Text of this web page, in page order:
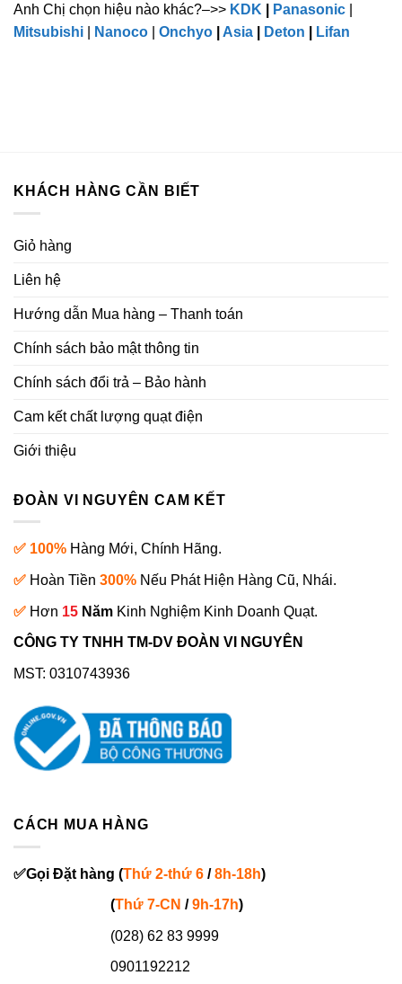
Anh Chị chọn hiệu nào khác?–>> KDK Panasonic
Mitsubishi
Nanoco Onchyo Asia Deton Lifan
KHÁCH HÀNG CẦN BIẾT
Giỏ hàng
Liên hệ
Hướng dẫn Mua hàng – Thanh toán
Chính sách bảo mật thông tin
Chính sách đổi trả – Bảo hành
Cam kết chất lượng quạt điện
Giới thiệu
ĐOÀN VI NGUYÊN CAM KẾT
✅ 100% Hàng Mới, Chính Hãng.
✅ Hoàn Tiền 300% Nếu Phát Hiện Hàng Cũ, Nhái.
✅ Hơn 15 Năm Kinh Nghiệm Kinh Doanh Quạt.
CÔNG TY TNHH TM-DV ĐOÀN VI NGUYÊN
MST: 0310743936
CÁCH MUA HÀNG
✅Gọi Đặt hàng (Thứ 2-thứ 6 /8h-18h)
(Thứ 7-CN /9h-17h)
(028) 62 83 9999
0901192212